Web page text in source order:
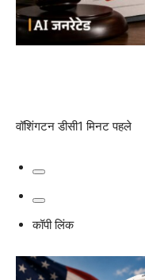
वॉशिंगटन डीसी1 मिनट पहले
कॉपी लिंक